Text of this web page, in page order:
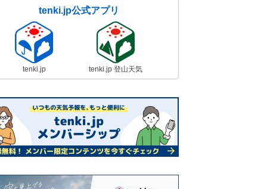
tenki.jp公式アプリ
tenki.jp tenki.jp 登山天気